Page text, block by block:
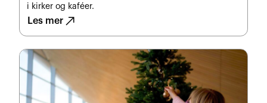
i kirker og kaféer.
Les mer north_east